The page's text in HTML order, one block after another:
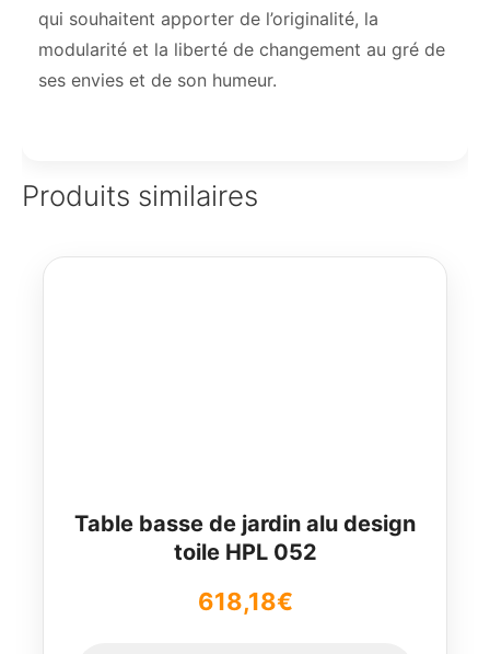
qui souhaitent apporter de l’originalité, la
modularité et la liberté de changement au gré de
ses envies et de son humeur.
Produits similaires
Table basse de jardin alu design
toile HPL 052
618,18€